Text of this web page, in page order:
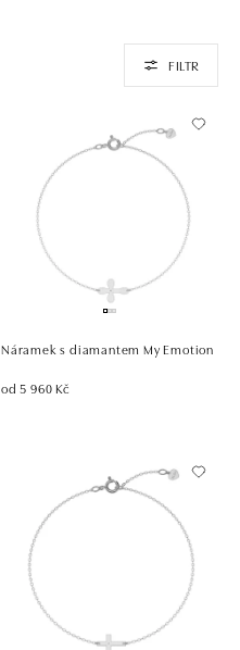
FILTR
Náramek s diamantem My Emotion
od 5 960 Kč